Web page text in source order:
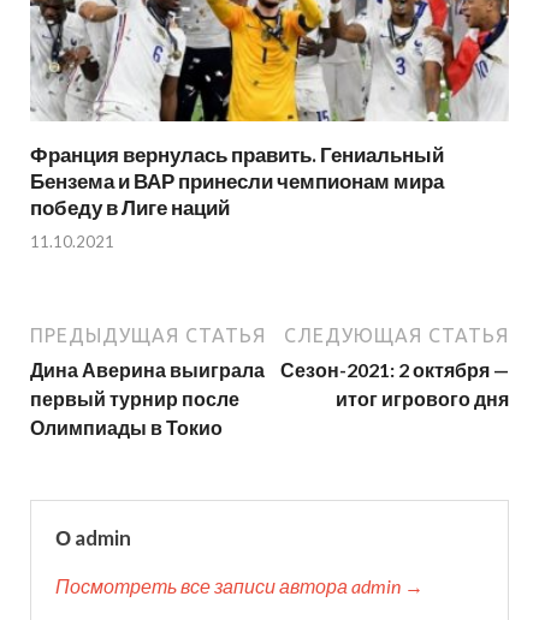
Франция вернулась править. Гениальный
Бензема и ВАР принесли чемпионам мира
победу в Лиге наций
11.10.2021
ПРЕДЫДУЩАЯ СТАТЬЯ
Дина Аверина выиграла
первый турнир после
Олимпиады в Токио
СЛЕДУЮЩАЯ СТАТЬЯ
Сезон-2021: 2 октября —
итог игрового дня
О admin
Посмотреть все записи автора admin →